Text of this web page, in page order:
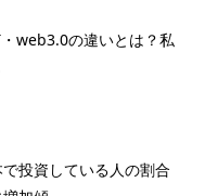
web3.0の違いとは？私
投資している人の割合